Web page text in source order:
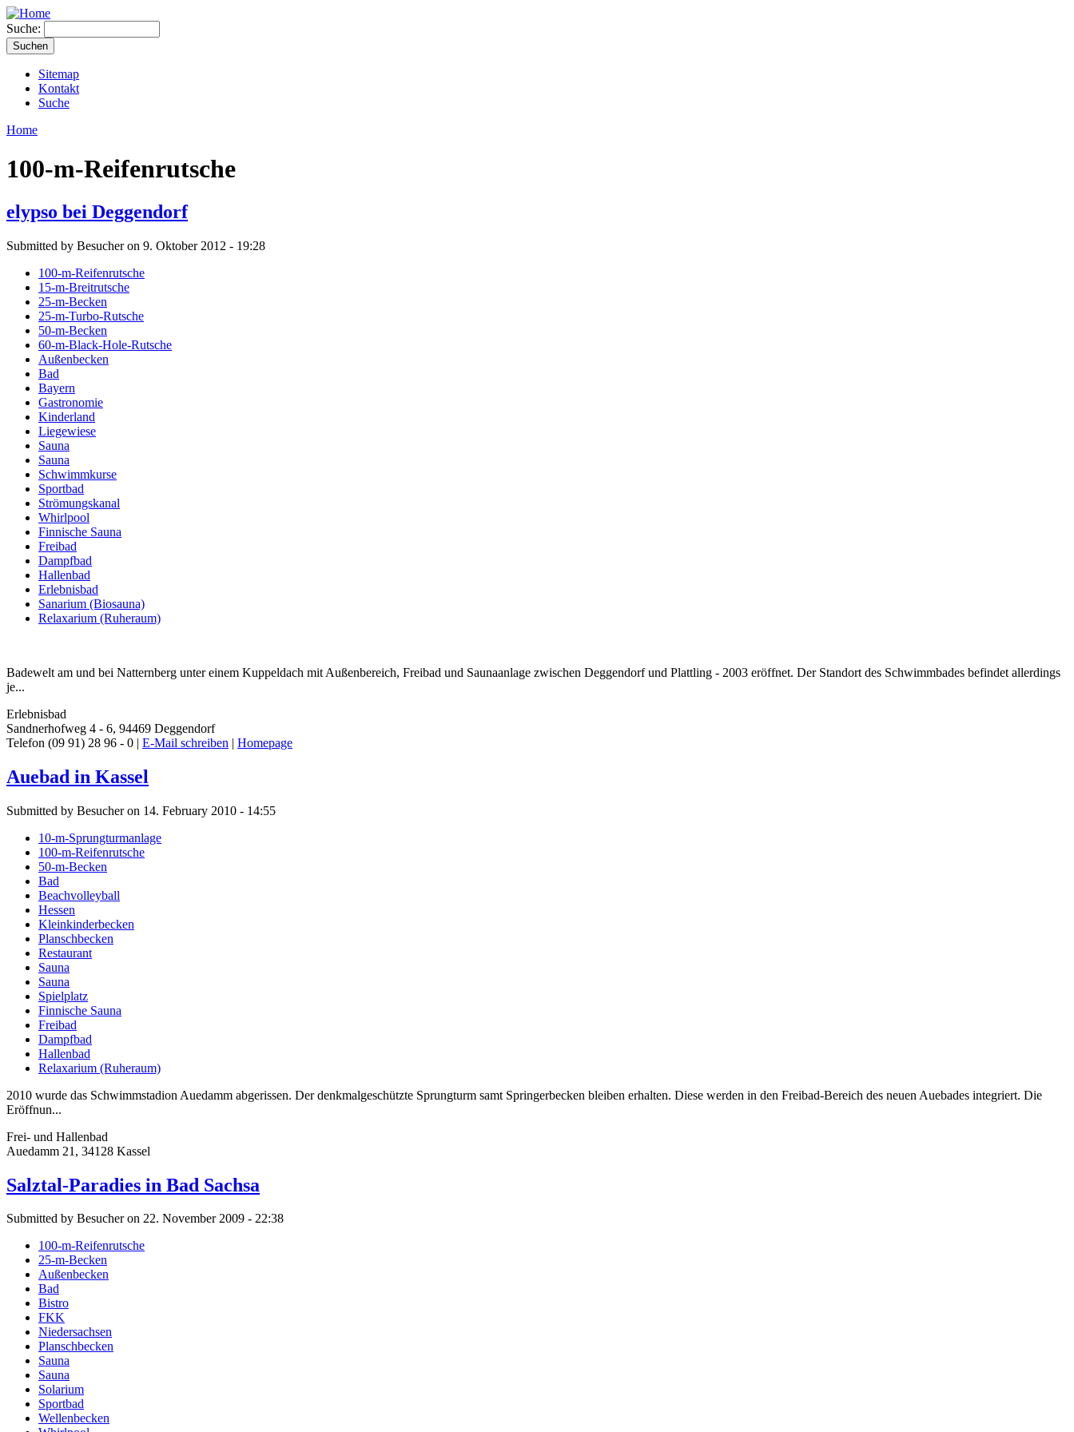
Suche:
Sitemap
Kontakt
Suche
Home
100-m-Reifenrutsche
elypso bei Deggendorf
Submitted by Besucher on 9. Oktober 2012 - 19:28
100-m-Reifenrutsche
15-m-Breitrutsche
25-m-Becken
25-m-Turbo-Rutsche
50-m-Becken
60-m-Black-Hole-Rutsche
Außenbecken
Bad
Bayern
Gastronomie
Kinderland
Liegewiese
Sauna
Sauna
Schwimmkurse
Sportbad
Strömungskanal
Whirlpool
Finnische Sauna
Freibad
Dampfbad
Hallenbad
Erlebnisbad
Sanarium (Biosauna)
Relaxarium (Ruheraum)
Badewelt am und bei Natternberg unter einem Kuppeldach mit Außenbereich, Freibad und Saunaanlage zwischen Deggendorf und Plattling - 2003 eröffnet. Der Standort des Schwimmbades befindet allerdings
je...
Erlebnisbad
Sandnerhofweg 4 - 6, 94469 Deggendorf
Telefon (09 91) 28 96 - 0 | E-Mail schreiben | Homepage
Auebad in Kassel
Submitted by Besucher on 14. February 2010 - 14:55
10-m-Sprungturmanlage
100-m-Reifenrutsche
50-m-Becken
Bad
Beachvolleyball
Hessen
Kleinkinderbecken
Planschbecken
Restaurant
Sauna
Sauna
Spielplatz
Finnische Sauna
Freibad
Dampfbad
Hallenbad
Relaxarium (Ruheraum)
2010 wurde das Schwimmstadion Auedamm abgerissen. Der denkmalgeschützte Sprungturm samt Springerbecken bleiben erhalten. Diese werden in den Freibad-Bereich des neuen Auebades integriert. Die
Eröffnun...
Frei- und Hallenbad
Auedamm 21, 34128 Kassel
Salztal-Paradies in Bad Sachsa
Submitted by Besucher on 22. November 2009 - 22:38
100-m-Reifenrutsche
25-m-Becken
Außenbecken
Bad
Bistro
FKK
Niedersachsen
Planschbecken
Sauna
Sauna
Solarium
Sportbad
Wellenbecken